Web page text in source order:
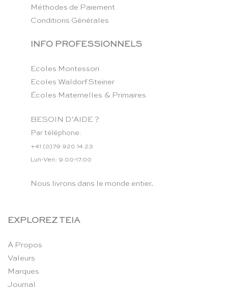
Méthodes de Paiement
Conditions Générales
INFO PROFESSIONNELS
Ecoles Montessori
Ecoles Waldorf Steiner
Écoles Maternelles & Primaires
BESOIN D’AIDE ?
Par téléphone:
+41 (0)79 920 14 23
Lun-Ven: 9.00-17.00
Nous livrons dans le monde entier.
EXPLOREZ TEIA
À Propos
Valeurs
Marques
Journal